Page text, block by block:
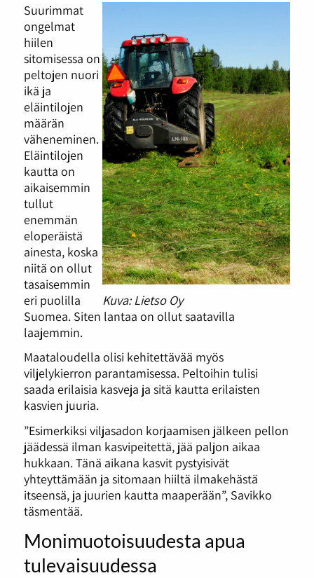
Kuva: Lietso Oy
Suurimmat
ongelmat
hiilen
sitomisessa on
peltojen nuori
ikä ja
eläintilojen
määrän
väheneminen.
Eläintilojen
kautta on
aikaisemmin
tullut
enemmän
eloperäistä
ainesta, koska
niitä on ollut
tasaisemmin
eri puolilla
Suomea. Siten lantaa on ollut saatavilla
laajemmin.
Maataloudella olisi kehitettävää myös
viljelykierron parantamisessa. Peltoihin tulisi
saada erilaisia kasveja ja sitä kautta erilaisten
kasvien juuria.
”Esimerkiksi viljasadon korjaamisen jälkeen pellon
jäädessä ilman kasvipeitettä, jää paljon aikaa
hukkaan. Tänä aikana kasvit pystyisivät
yhteyttämään ja sitomaan hiiltä ilmakehästä
itseensä, ja juurien kautta maaperään”, Savikko
täsmentää.
Monimuotoisuudesta apua
tulevaisuudessa